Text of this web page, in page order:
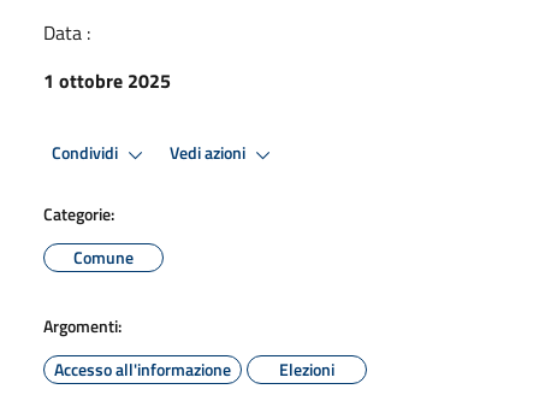
Data :
1 ottobre 2025
Condividi Vedi azioni
Categorie:
Comune
Argomenti:
Accesso all'informazione
Elezioni